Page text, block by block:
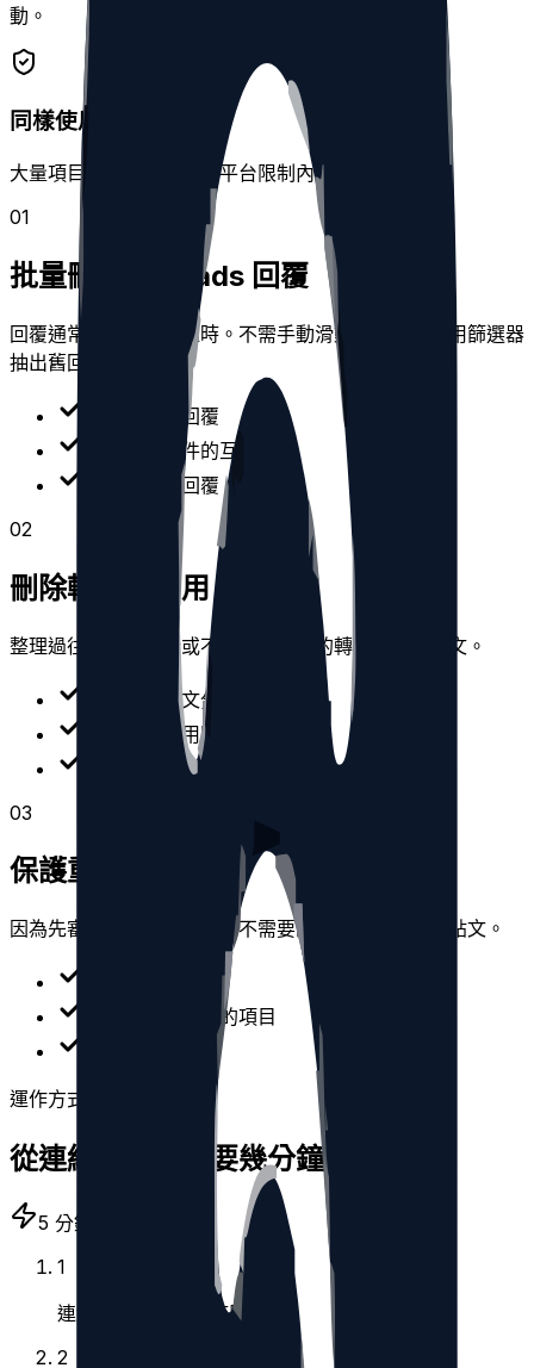
動。
同樣使用安全佇列
大量項目可排入佇列，於平台限制內自動處理。
01
批量刪除 Threads 回覆
回覆通常比貼文更快過時。不需手動滑動個人檔案，用篩選器
抽出舊回覆即可刪除。
依內容篩選回覆
檢視符合條件的互動
刪除選取的回覆
02
刪除轉發與引用
整理過往活動、對話或不再相關主題的轉發與引用貼文。
把轉發與貼文分開
快速找到引用貼文
整理舊的分享內容
03
保護重要內容
因為先審閱結果，能僅移除不需要的動態，保留重要貼文。
只選取符合條件的項目
運作方式
從連結到清理只要幾分鐘
5 分鐘內就能開始
1
連結帳戶並開啟即時刪除。
2